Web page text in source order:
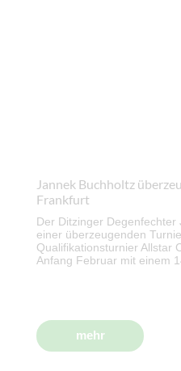
Jannek Buchholtz
Frankfurt
Der Ditzinger
einer überzeugenden
Qualifikationsturnier Allstar
Anfang Februar mit einem
mehr